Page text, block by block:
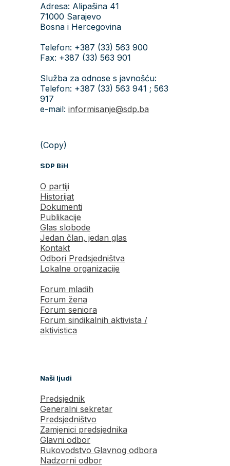
Adresa: Alipašina 41
71000 Sarajevo
Bosna i Hercegovina
Telefon: +387 (33) 563 900
Fax: +387 (33) 563 901
Služba za odnose s javnošću:
Telefon: +387 (33) 563 941 ; 563
917
e-mail: informisanje@sdp.ba
(Copy)
SDP BiH
O partiji
Historijat
Dokumenti
Publikacije
Glas slobode
Jedan član, jedan glas
Kontakt
Odbori Predsjedništva
Lokalne organizacije
Forum mladih
Forum žena
Forum seniora
Forum sindikalnih aktivista /
aktivistica
Naši ljudi
Predsjednik
Generalni sekretar
Predsjedništvo
Zamjenici predsjednika
Glavni odbor
Rukovodstvo Glavnog odbora
Nadzorni odbor